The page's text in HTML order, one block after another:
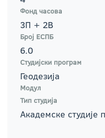
Фонд часова
3П + 2В
Број ЕСПБ
6.0
Студијски програм
Геодезија
Модул
Тип студија
Академске студије